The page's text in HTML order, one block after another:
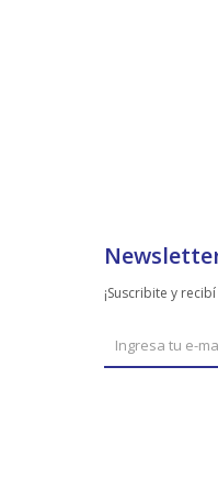
¡Suscribite y